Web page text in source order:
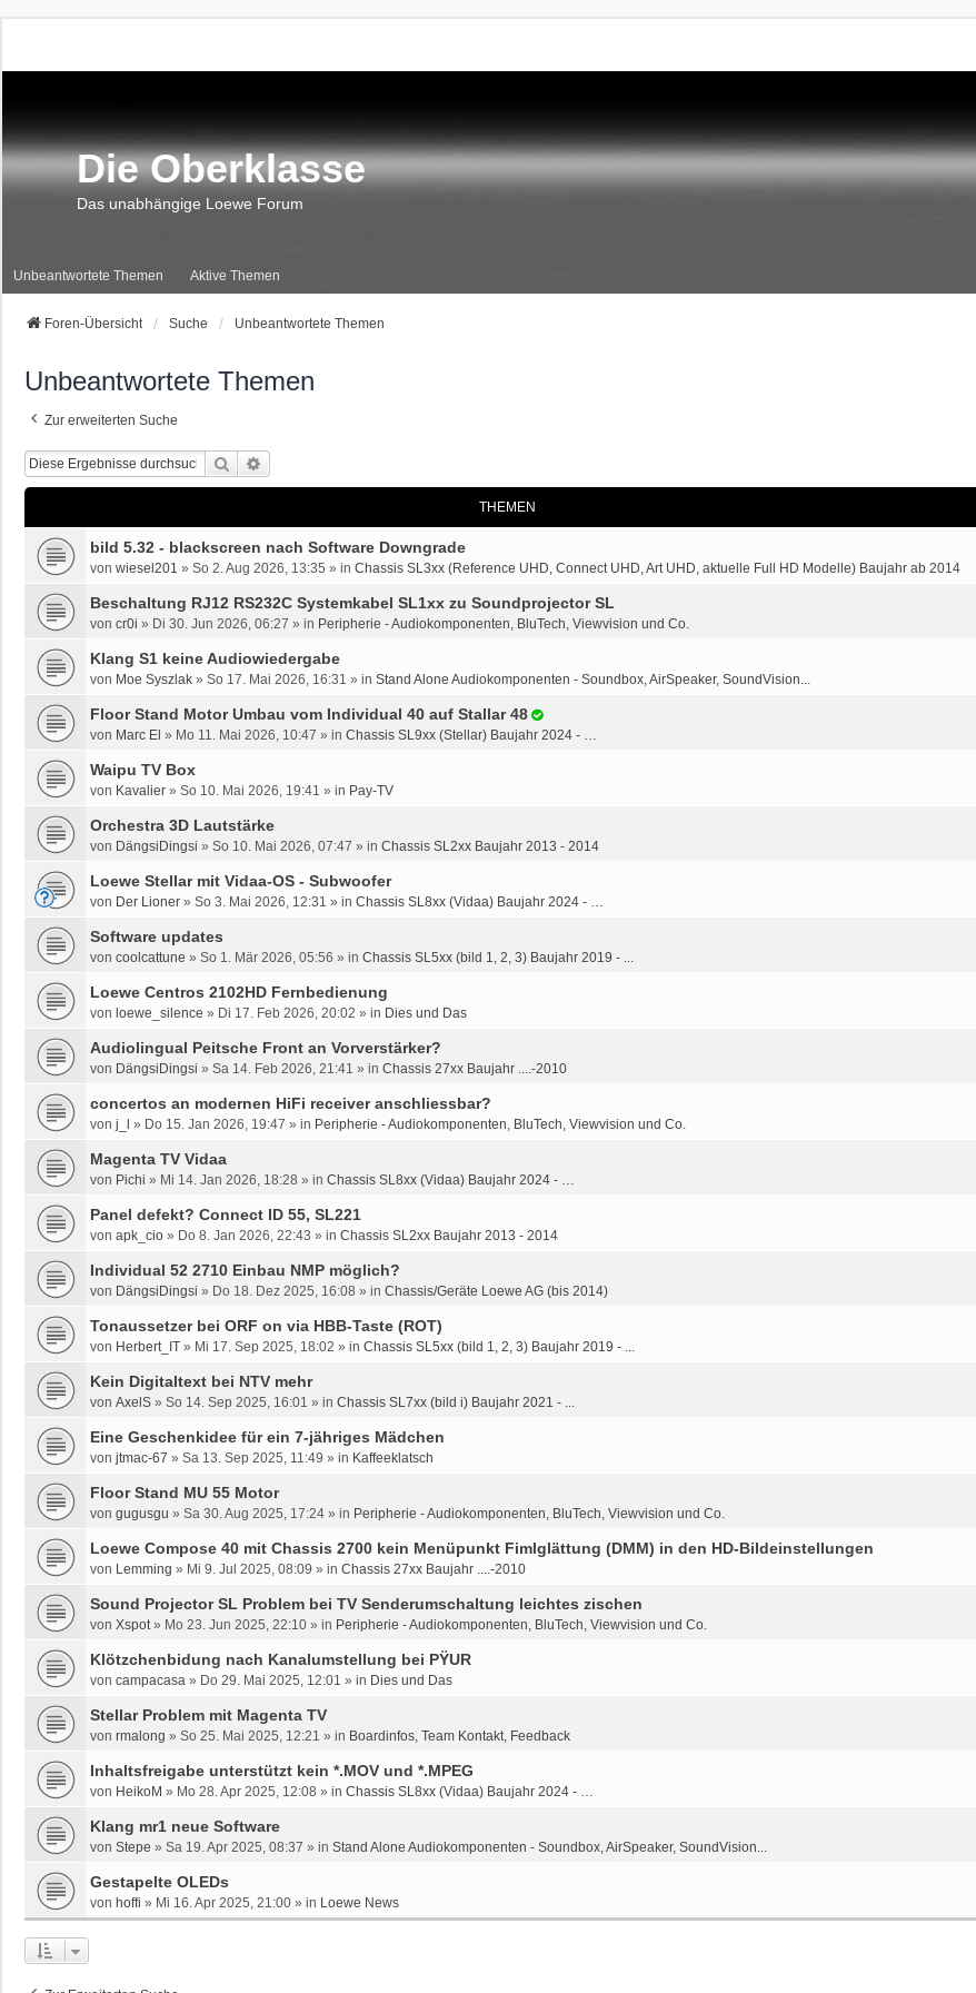
Die Oberklasse
Das unabhängige Loewe Forum
Unbeantwortete Themen Aktive Themen
Foren-Übersicht Suche Unbeantwortete Themen
Unbeantwortete Themen
Zur erweiterten Suche
Suche
THEMEN
bild 5.32 - blackscreen nach Software Downgrade
von wiesel201 » So 2. Aug 2026, 13:35 » in Chassis SL3xx (Reference UHD, Connect UHD, Art UHD, aktuelle Full HD Modelle) Baujahr ab 2014
Beschaltung RJ12 RS232C Systemkabel SL1xx zu Soundprojector SL
von cr0i » Di 30. Jun 2026, 06:27 » in Peripherie - Audiokomponenten, BluTech, Viewvision und Co.
Klang S1 keine Audiowiedergabe
von Moe Syszlak » So 17. Mai 2026, 16:31 » in Stand Alone Audiokomponenten - Soundbox, AirSpeaker, SoundVision...
Floor Stand Motor Umbau vom Individual 40 auf Stallar 48
von Marc El » Mo 11. Mai 2026, 10:47 » in Chassis SL9xx (Stellar) Baujahr 2024 - …
Waipu TV Box
von Kavalier » So 10. Mai 2026, 19:41 » in Pay-TV
Orchestra 3D Lautstärke
von DängsiDingsi » So 10. Mai 2026, 07:47 » in Chassis SL2xx Baujahr 2013 - 2014
Loewe Stellar mit Vidaa-OS - Subwoofer
von Der Lioner » So 3. Mai 2026, 12:31 » in Chassis SL8xx (Vidaa) Baujahr 2024 - …
Software updates
von coolcattune » So 1. Mär 2026, 05:56 » in Chassis SL5xx (bild 1, 2, 3) Baujahr 2019 - ...
Loewe Centros 2102HD Fernbedienung
von loewe_silence » Di 17. Feb 2026, 20:02 » in Dies und Das
Audiolingual Peitsche Front an Vorverstärker?
von DängsiDingsi » Sa 14. Feb 2026, 21:41 » in Chassis 27xx Baujahr ....-2010
concertos an modernen HiFi receiver anschliessbar?
von j_l » Do 15. Jan 2026, 19:47 » in Peripherie - Audiokomponenten, BluTech, Viewvision und Co.
Magenta TV Vidaa
von Pichi » Mi 14. Jan 2026, 18:28 » in Chassis SL8xx (Vidaa) Baujahr 2024 - …
Panel defekt? Connect ID 55, SL221
von apk_cio » Do 8. Jan 2026, 22:43 » in Chassis SL2xx Baujahr 2013 - 2014
Individual 52 2710 Einbau NMP möglich?
von DängsiDingsi » Do 18. Dez 2025, 16:08 » in Chassis/Geräte Loewe AG (bis 2014)
Tonaussetzer bei ORF on via HBB-Taste (ROT)
von Herbert_IT » Mi 17. Sep 2025, 18:02 » in Chassis SL5xx (bild 1, 2, 3) Baujahr 2019 - ...
Kein Digitaltext bei NTV mehr
von AxelS » So 14. Sep 2025, 16:01 » in Chassis SL7xx (bild i) Baujahr 2021 - ...
Eine Geschenkidee für ein 7-jähriges Mädchen
von jtmac-67 » Sa 13. Sep 2025, 11:49 » in Kaffeeklatsch
Floor Stand MU 55 Motor
von gugusgu » Sa 30. Aug 2025, 17:24 » in Peripherie - Audiokomponenten, BluTech, Viewvision und Co.
Loewe Compose 40 mit Chassis 2700 kein Menüpunkt Fimlglättung (DMM) in den HD-Bildeinstellungen
von Lemming » Mi 9. Jul 2025, 08:09 » in Chassis 27xx Baujahr ....-2010
Sound Projector SL Problem bei TV Senderumschaltung leichtes zischen
von Xspot» Mo 23. Jun 2025, 22:10 » in Peripherie - Audiokomponenten, BluTech, Viewvision und Co.
Klötzchenbidung nach Kanalumstellung bei PŸUR
von campacasa » Do 29. Mai 2025, 12:01 » in Dies und Das
Stellar Problem mit Magenta TV
von rmalong » So 25. Mai 2025, 12:21 » in Boardinfos, Team Kontakt, Feedback
Inhaltsfreigabe unterstützt kein *.MOV und *.MPEG
von HeikoM » Mo 28. Apr 2025, 12:08 » in Chassis SL8xx (Vidaa) Baujahr 2024 - …
Klang mr1 neue Software
von Stepe » Sa 19. Apr 2025, 08:37 » in Stand Alone Audiokomponenten - Soundbox, AirSpeaker, SoundVision...
Gestapelte OLEDs
von hoffi » Mi 16. Apr 2025, 21:00 » in Loewe News